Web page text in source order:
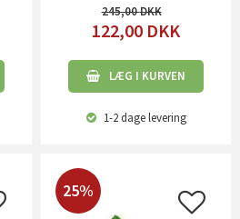
245,00
122,00 DKK
LÆG I KURVEN
1-2 dagelevering
25%